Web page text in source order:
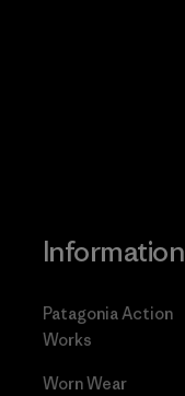
Information
Patagonia Action
Works
Worn Wear